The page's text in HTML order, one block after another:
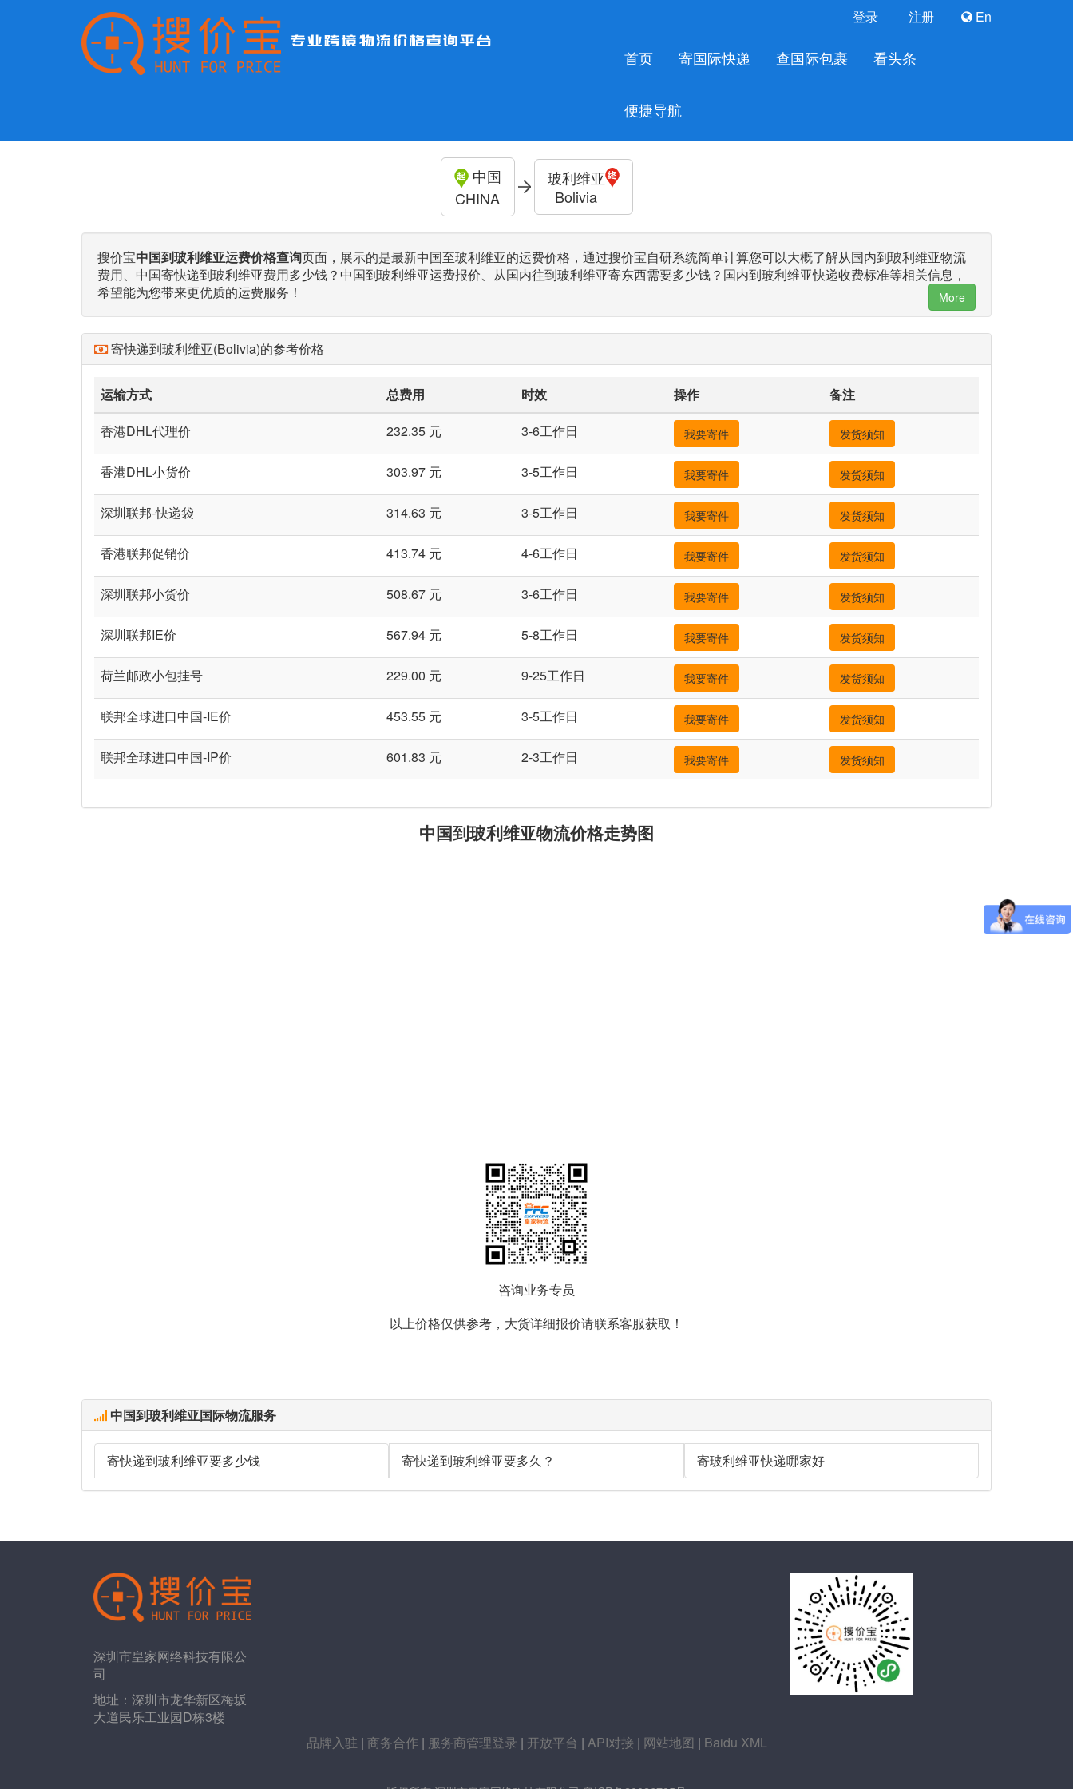
登录 注册 En
首页 寄国际快递 查国际包裹 看头条
便捷导航
中国
CHINA
玻利维亚
Bolivia
搜价宝中国到玻利维亚运费价格查询页面，展示的是最新中国至玻利维亚的运费价格，通过搜价宝自研系统简单计算您可以大概了解从国内到玻利维亚物流
费用、中国寄快递到玻利维亚费用多少钱？中国到玻利维亚运费报价、从国内往到玻利维亚寄东西需要多少钱？国内到玻利维亚快递收费标准等相关信息，
希望能为您带来更优质的运费服务！
More
寄快递到玻利维亚(Bolivia)的参考价格
运输方式 总费用 时效 操作
备注
香港DHL代理价
232.35 元 3-6工作日 我要寄件 发货须知
香港DHL小货价 303.97 元 3-5工作日 我要寄件 发货须知
深圳联邦-快递袋 314.63 元 3-5工作日 我要寄件 发货须知
香港联邦促销价 413.74 元 4-6工作日 我要寄件 发货须知
深圳联邦小货价 508.67 元 3-6工作日 我要寄件 发货须知
深圳联邦IE价 567.94 元 5-8工作日 我要寄件 发货须知
荷兰邮政小包挂号 229.00 元 9-25工作日 我要寄件 发货须知
联邦全球进口中国-IE价 453.55 元 3-5工作日 我要寄件 发货须知
联邦全球进口中国-IP价 601.83 元 2-3工作日 我要寄件 发货须知
中国到玻利维亚物流价格走势图
咨询业务专员
以上价格仅供参考，大货详细报价请联系客服获取！
中国到玻利维亚国际物流服务
寄快递到玻利维亚要多少钱 寄快递到玻利维亚要多久？ 寄玻利维亚快递哪家好
深圳市皇家网络科技有限公
司
地址：深圳市龙华新区梅坂
大道民乐工业园D栋3楼
品牌入驻 | 商务合作 | 服务商管理登录 | 开放平台 | API对接 | 网站地图 | Baidu XML